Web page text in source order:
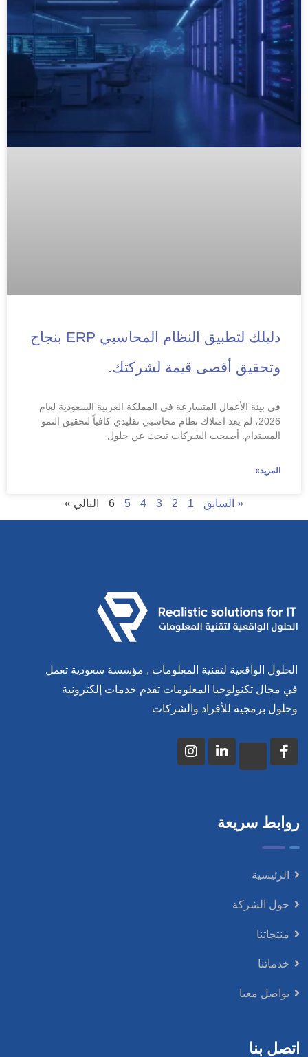
دليلك لتطبيق النظام المحاسبي ERP بنجاح
وتحقيق أقصى قيمة لشركتك.
في بيئة الأعمال المتسارعة في المملكة العربية السعودية لعام
2026، لم يعد امتلاك نظام محاسبي تقليدي كافياً لتحقيق النمو
المستدام. أصبحت الشركات تبحث عن حلول
المزيد»
« السابق 1
2
3
4
5
6 التالي »
الحلول الواقعية لتقنية المعلومات , مؤسسة سعودية تعمل
في مجال تكنولوجيا المعلومات تقدم خدمات إلكترونية
وحلول برمجية للأفراد والشركات
روابط سريعة
الرئيسية
حول الشركة
منتجاتنا
خدماتنا
تواصل معنا
اتصل بنا